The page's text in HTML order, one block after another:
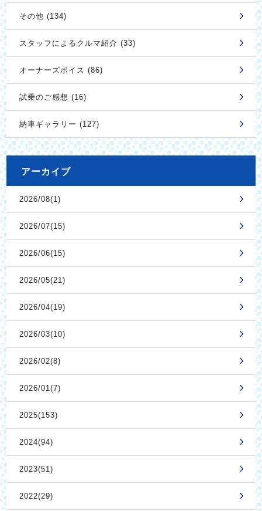
その他 (134)
スタッフによるクルマ紹介 (33)
オーナーズボイス (86)
試乗のご感想 (16)
納車ギャラリー (127)
アーカイブ
2026/08(1)
2026/07(15)
2026/06(15)
2026/05(21)
2026/04(19)
2026/03(10)
2026/02(8)
2026/01(7)
2025(153)
2024(94)
2023(51)
2022(29)